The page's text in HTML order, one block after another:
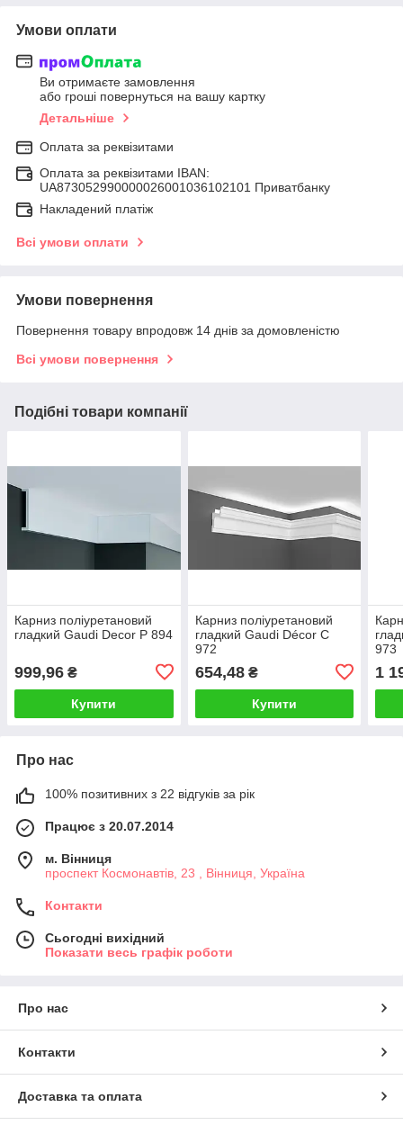
Умови оплати
Ви отримаєте замовлення
або гроші повернуться на вашу картку
Детальніше
Оплата за реквізитами
Оплата за реквізитами IBAN:
UA873052990000026001036102101 Приватбанку
Накладений платіж
Всі умови оплати
Умови повернення
Повернення товару впродовж 14 днів за домовленістю
Всі умови повернення
Подібні товари компанії
Карниз поліуретановий
гладкий Gaudi Decor P 894
999,96 ₴
Купити
Карниз поліуретановий
гладкий Gaudi Décor C
972
654,48₴
Купити
973
1
Про нас
100% позитивних з 22 відгуків за рік
Працює з 20.07.2014
м. Вінниця
проспект Космонавтів, 23 , Вінниця, Україна
Контакти
Сьогодні вихідний
Показати весь графік роботи
Про нас
Контакти
Доставка та оплата